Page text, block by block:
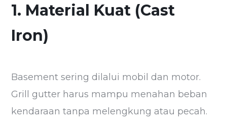
1. Material Kuat (Cast
Iron)
Basement sering dilalui mobil dan motor.
Grill gutter harus mampu menahan beban
kendaraan tanpa melengkung atau pecah.